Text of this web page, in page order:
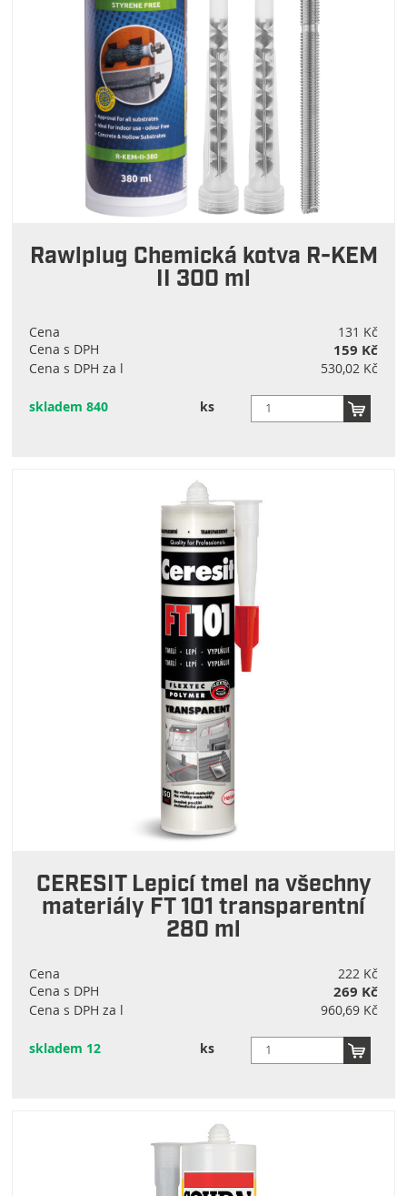
Rawlplug Chemická kotva R-KEM
II 300 ml
Cena
131 Kč
Cena s DPH
159 Kč
Cena s DPH za l 530,02 Kč
skladem 840 ks
CERESIT Lepicí tmel na všechny
materiály FT 101 transparentní
280 ml
Cena
222 Kč
Cena s DPH
269 Kč
Cena s DPH za l 960,69 Kč
skladem 12 ks